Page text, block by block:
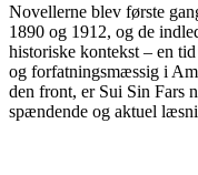
Novellerne blev første
1890 og 1912, og de
historiske kontekst – en
og forfatningsmæssig i
den front, er Sui Sin Fars
spændende og aktuel